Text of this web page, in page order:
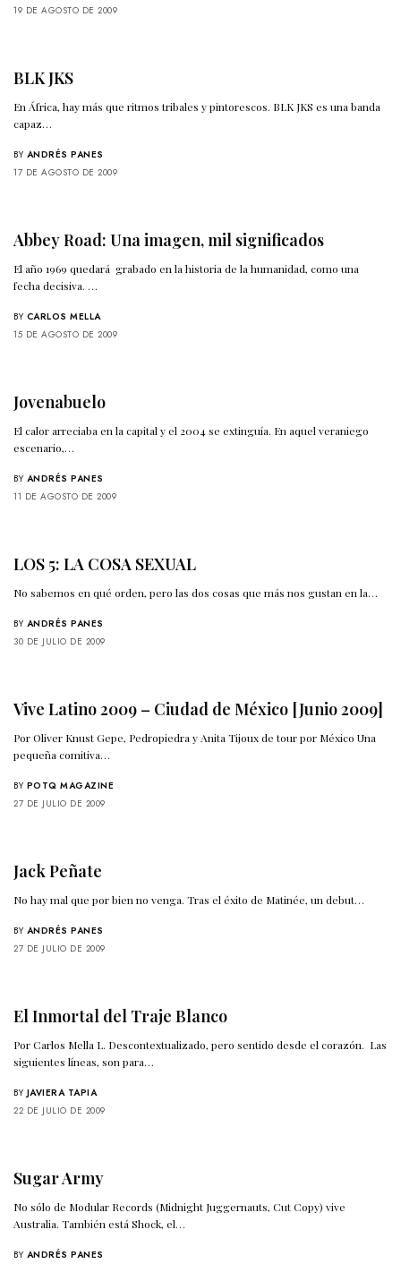
19 DE AGOSTO DE 2009
BLK JKS
En África, hay más que ritmos tribales y pintorescos. BLK JKS es una banda
capaz…
BY ANDRÉS PANES
17 DE AGOSTO DE 2009
Abbey Road: Una imagen, mil significados
El año 1969 quedará grabado en la historia de la humanidad, como una
fecha decisiva. …
BY CARLOS MELLA
15 DE AGOSTO DE 2009
Jovenabuelo
El calor arreciaba en la capital y el 2004 se extinguía. En aquel veraniego
escenario,…
BY ANDRÉS PANES
11 DE AGOSTO DE 2009
LOS 5: LA COSA SEXUAL
No sabemos en qué orden, pero las dos cosas que más nos gustan en la…
BY ANDRÉS PANES
30 DE JULIO DE 2009
Vive Latino 2009 – Ciudad de México [Junio 2009]
Por Oliver Knust Gepe, Pedropiedra y Anita Tijoux de tour por México Una
pequeña comitiva…
BY POTQ MAGAZINE
27 DE JULIO DE 2009
Jack Peñate
No hay mal que por bien no venga. Tras el éxito de Matinée, un debut…
BY ANDRÉS PANES
27 DE JULIO DE 2009
El Inmortal del Traje Blanco
Por Carlos Mella L. Descontextualizado, pero sentido desde el corazón. Las
siguientes líneas, son para…
BY JAVIERA TAPIA
22 DE JULIO DE 2009
Sugar Army
No sólo de Modular Records (Midnight Juggernauts, Cut Copy) vive
Australia. También está Shock, el…
BY ANDRÉS PANES